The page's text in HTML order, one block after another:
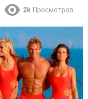
2k Просмотров